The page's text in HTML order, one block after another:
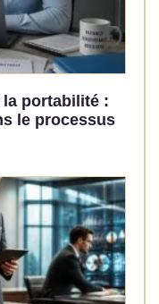
la portabilité :
le processus